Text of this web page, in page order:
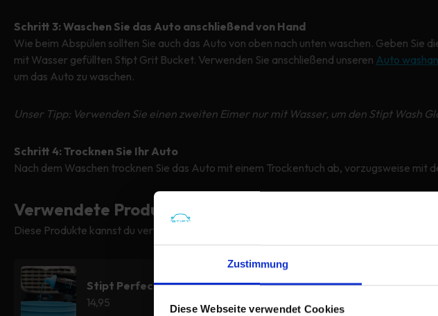
Zustimmung
Diese Webseite verwendet Cookies
Schritt 3: Waschen Sie das Auto anschließend von Hand
Wie beim Abspülen sollten Sie auch das Auto von oben nach unten waschen. Geben Sie
mit Wasser gefüllten Stipt Grit Bucket. Verwenden Sie anschließend unseren Auto
um das Auto zu waschen.
Unser Tipp: Verwenden Sie einen zweiten Eimer nur mit Wasser, um den Stipt Wash
Schritt 4: Trocknen Sie Ihr Auto
Nach dem Waschen trocknen Sie das Auto mit einem Trockentuch ab, vorzugsweise mit
Verwendete Produkte
Diese Produkte kannst du verwenden, um dein Auto wieder #fabrikneu zu machen.
Stipt Perfect Shampoo
14,95